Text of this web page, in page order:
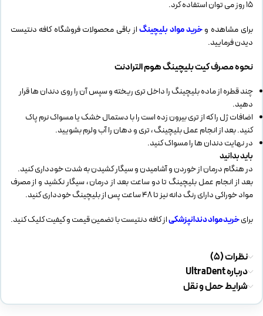
15 روز می توان استفاده کرد.
برای مشاهده و خرید مواد بلیچینگ از باقی محصولات فروشگاه کافه دنتیست
دیدن فرمایید.
نحوه مصرفکیت بلیچینگ هوم الترادنت
چند قطره از ماده بلیچینگ را داخل تری ریخته و سپس آن را روی دندان ها قرار
دهید.
اضافات ژل را که از تری بیرون زده است را با دستمال خشک یا مسواک نرم پاک
کنید. بعد از انجام عمل بلیچینگ ، تری و دهان را آب ولرم بشویید.
در نهایت دندان ها را مسواک کنید.
باید بدانید
در هنگام درمان از خوردن و آشامیدن و سیگار کشیدن به شدت خودداری کنید.
بعد از انجام عمل بلیچینگ تا دو ساعت بعد از درمان ، سیگار نکشید و از مصرف
مواد خوراکی دارای رنگ دانه نیز تا 48 ساعت پس از بلیچینگ خودداری کنید.
برایخرید مواد دندانپزشکیاز کافه دنتیست با تضمین قیمت و کیفیت کلیک کنید.
نظرات (5)
درباره UltraDent
شرایط حمل و نقل